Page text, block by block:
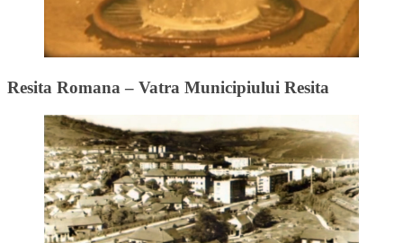
Resita Romana – Vatra Municipiului Resita